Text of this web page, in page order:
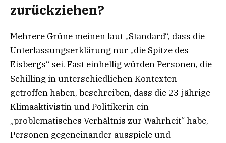
zurückziehen?
Mehrere Grüne meinen laut „Standard“, dass die
Unterlassungserklärung nur „die Spitze des
Eisbergs“ sei. Fast einhellig würden Personen, die
Schilling in unterschiedlichen Kontexten
getroffen haben, beschreiben, dass die 23-jährige
Klimaaktivistin und Politikerin ein
„problematisches Verhältnis zur Wahrheit“ habe,
Personen gegeneinander ausspiele und